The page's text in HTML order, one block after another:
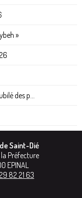
»
des p...
Saint-Dié
Préfecture
EPINAL
82 21 63